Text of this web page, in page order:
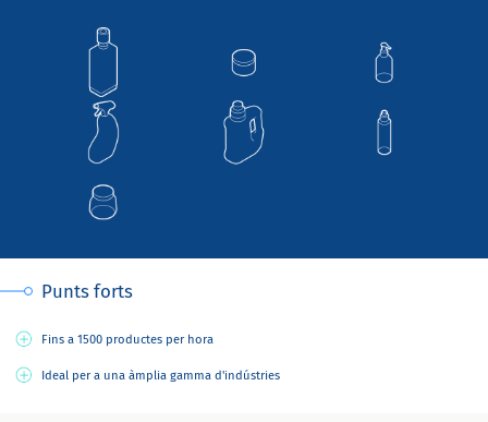
Punts forts
Fins a 1500 productes per hora
Ideal per a una àmplia gamma d'indústries